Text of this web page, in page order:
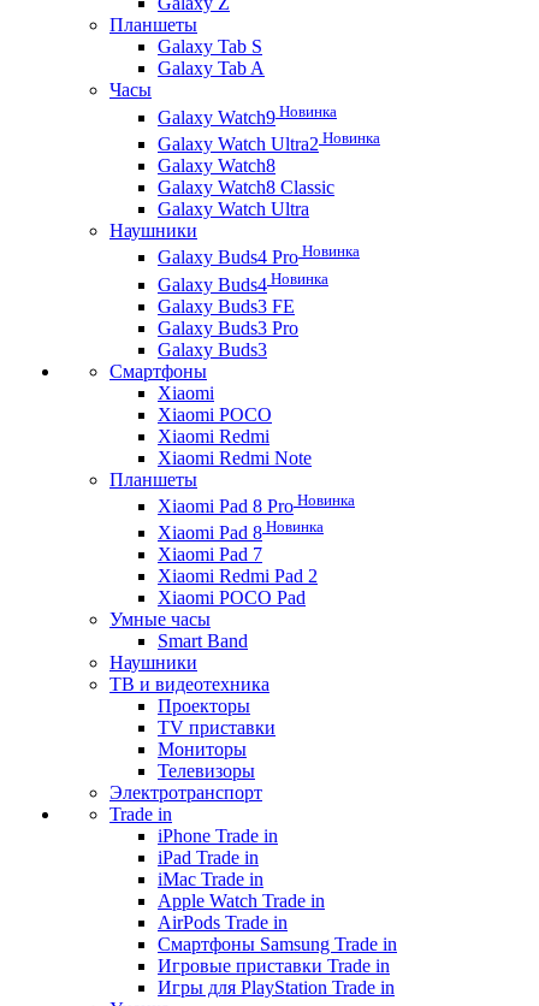
Планшеты
Galaxy Tab S
Galaxy Tab A
Часы
Galaxy Watch9 Новинка
Galaxy Watch Ultra2 Новинка
Galaxy Watch8
Galaxy Watch8 Classic
Galaxy Watch Ultra
Наушники
Galaxy Buds4 Pro Новинка
Galaxy Buds4 Новинка
Galaxy Buds3 FE
Galaxy Buds3 Pro
Galaxy Buds3
Смартфоны
Xiaomi
Xiaomi POCO
Xiaomi Redmi
Xiaomi Redmi Note
Планшеты
Xiaomi Pad 8 Pro Новинка
Xiaomi Pad 8 Новинка
Xiaomi Pad 7
Xiaomi Redmi Pad 2
Xiaomi POCO Pad
Умные часы
Smart Band
Наушники
ТВ и видеотехника
Проекторы
TV приставки
Мониторы
Телевизоры
Электротранспорт
Trade in
iPhone Trade in
iPad Trade in
iMac Trade in
Apple Watch Trade in
AirPods Trade in
Смартфоны Samsung Trade in
Игровые приставки Trade in
Игры для PlayStation Trade in